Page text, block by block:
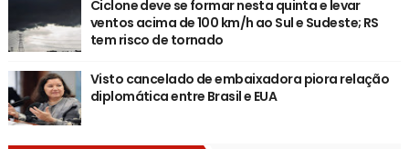
Ciclone deve se formar nesta quinta e levar
ventos acima de 100 km/h ao Sul e Sudeste; RS
tem risco de tornado
Visto cancelado de embaixadora piora relação
diplomática entre Brasil e EUA